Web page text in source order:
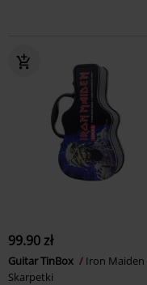
99.90 zł
Guitar TinBox
Iron Maiden
Skarpetki